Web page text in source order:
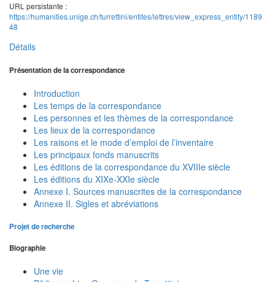
URL persistante :
https://humanities.unige.ch/turrettini/entites/lettres/view_express_entity/1189
48
Détails
Présentation de la correspondance
Introduction
Les temps de la correspondance
Les personnes et les thèmes de la correspondance
Les lieux de la correspondance
Les raisons et le mode d’emploi de l’inventaire
Les principaux fonds manuscrits
Les éditions de la correspondance du XVIIIe siècle
Les éditions du XIXe-XXIe siècle
Annexe I. Sources manuscrites de la correspondance
Annexe II. Sigles et abréviations
Projet de recherche
Biographie
Une vie